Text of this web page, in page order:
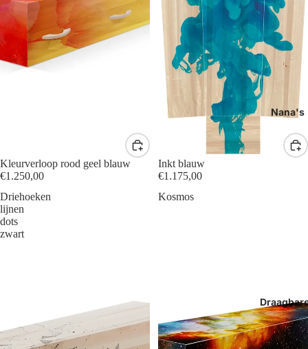
Nana's
Kleurverloop rood geel blauw
€1.250,00
Inkt blauw
€1.175,00
Driehoeken
lijnen
dots
zwart
Kosmos